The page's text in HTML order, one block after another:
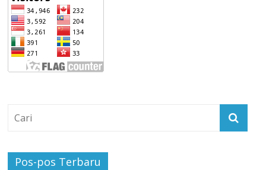
Pos-pos Terbaru